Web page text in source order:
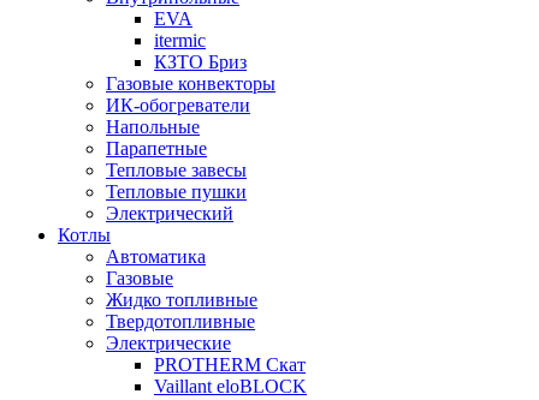
EVA
itermic
КЗТО Бриз
Газовые конвекторы
ИК-обогреватели
Напольные
Парапетные
Тепловые завесы
Тепловые пушки
Электрический
Котлы
Автоматика
Газовые
Жидко топливные
Твердотопливные
Электрические
PROTHERM Скат
Vaillant eloBLOCK